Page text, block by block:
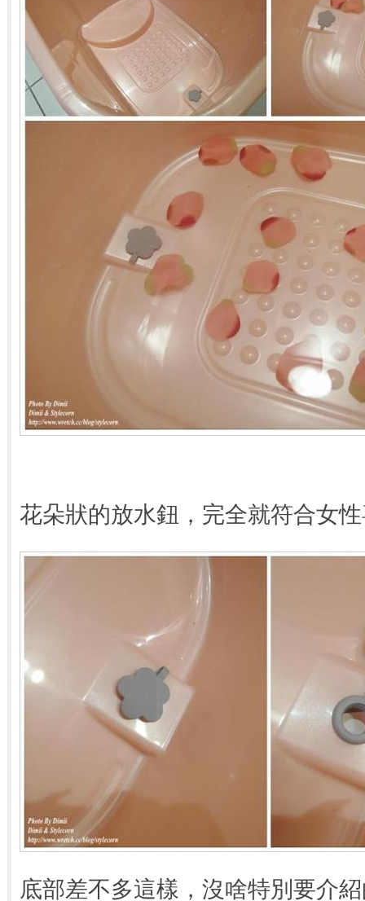
花朵狀的放水鈕，完全就符合女
底部差不多這樣，沒啥特別要介